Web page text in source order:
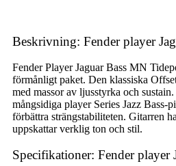
Beskrivning: Fender player
Fender Player Jaguar Bass MN
förmånligt paket. Den klassiska
med massor av ljusstyrka och
mångsidiga player Series Jazz Bass-
förbättra strängstabiliteten. Gitarren
uppskattar verklig ton och stil.
Specifikationer: Fender player